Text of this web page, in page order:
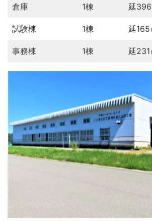
倉庫 1棟 延
試験棟 1棟 延165
事務棟 1棟 延231